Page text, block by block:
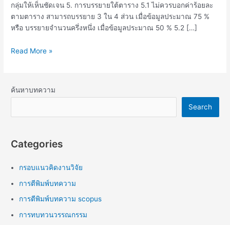
กลุ่มให้เห็นชัดเจน 5. การบรรยายใต้ตาราง 5.1 ไม่ควรบอกค่าร้อยละ
ตามตาราง สามารถบรรยาย 3 ใน 4 ส่วน เมื่อข้อมูลประมาณ 75 %
หรือ บรรยายจํานวนครึ่งหนึ่ง เมื่อข้อมูลประมาณ 50 % 5.2 […]
Read More »
ค้นหาบทความ
Search
Categories
กรอบแนวคิดงานวิจัย
การตีพิมพ์บทความ
การตีพิมพ์บทความ scopus
การทบทวนวรรณกรรม